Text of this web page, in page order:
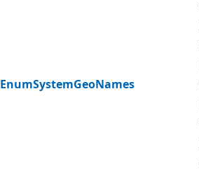
EnumSystemGeoNames